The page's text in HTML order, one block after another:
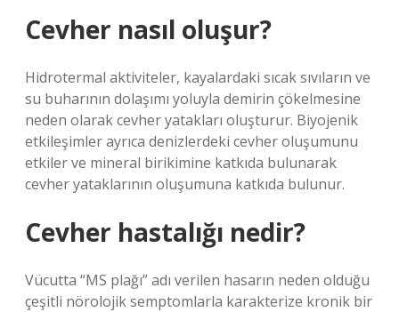
Cevher nasıl oluşur?
Hidrotermal aktiviteler, kayalardaki sıcak sıvıların ve
su buharının dolaşımı yoluyla demirin çökelmesine
neden olarak cevher yatakları oluşturur. Biyojenik
etkileşimler ayrıca denizlerdeki cevher oluşumunu
etkiler ve mineral birikimine katkıda bulunarak
cevher yataklarının oluşumuna katkıda bulunur.
Cevher hastalığı nedir?
Vücutta “MS plağı” adı verilen hasarın neden olduğu
çeşitli nörolojik semptomlarla karakterize kronik bir